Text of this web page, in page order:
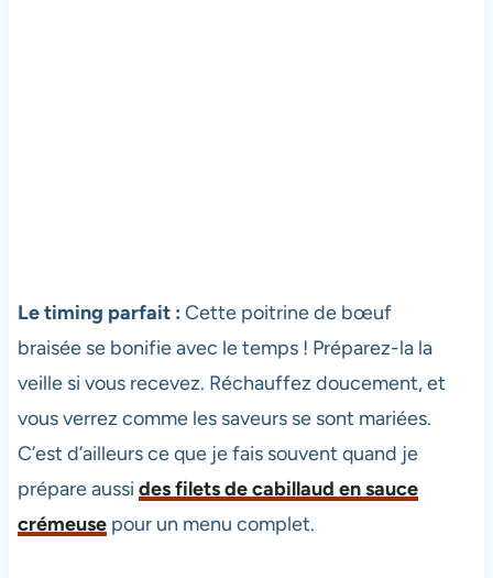
Le timing parfait : Cette poitrine de bœuf
braisée se bonifie avec le temps ! Préparez-la la
veille si vous recevez. Réchauffez doucement, et
vous verrez comme les saveurs se sont mariées.
C’est d’ailleurs ce que je fais souvent quand je
prépare aussi des filets de cabillaud en sauce
crémeusepour un menu complet.